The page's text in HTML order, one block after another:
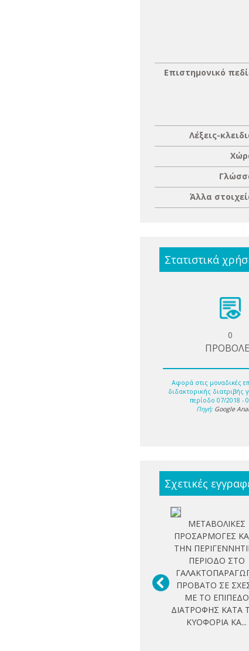
Επιστημονικό
Λέξεις-
Άλλα
Στατιστικά
0
Αφορά στις μοναδικές
διδακτορικής διατριβής
περίοδο 07/2018 -
Πηγή: Google
Σχετικές
ΜΕΤΑΒΟΛΙΚΕΣ
ΠΡΟΣΑΡΜΟΓΕΣ
ΤΗΝ
ΠΕΡΙΟΔΟ ΣΤΟ
ΠΡΟΒΑΤΟ ΣΕ
ΜΕ ΤΟ ΕΠΙΠΕΔΟ
ΔΙΑΤΡΟΦΗΣ ΚΑΤΑ
ΚΥΟΦΟΡΙΑ ΚΑ...